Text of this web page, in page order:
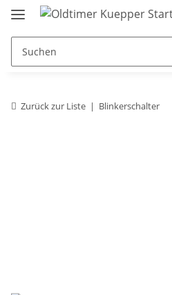
Zurück zur Liste Blinkerschalter